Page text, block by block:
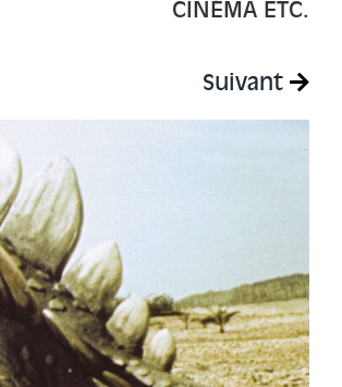
CINÉMA ETC.
Suivant